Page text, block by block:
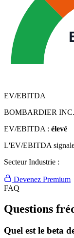
EV/EBITDA
BOMBARDIER
EV/EBITDA : élevé
L'EV/EBITDA
Secteur Industrie :
Devenez Premium
FAQ
Questions
Quel est le beta